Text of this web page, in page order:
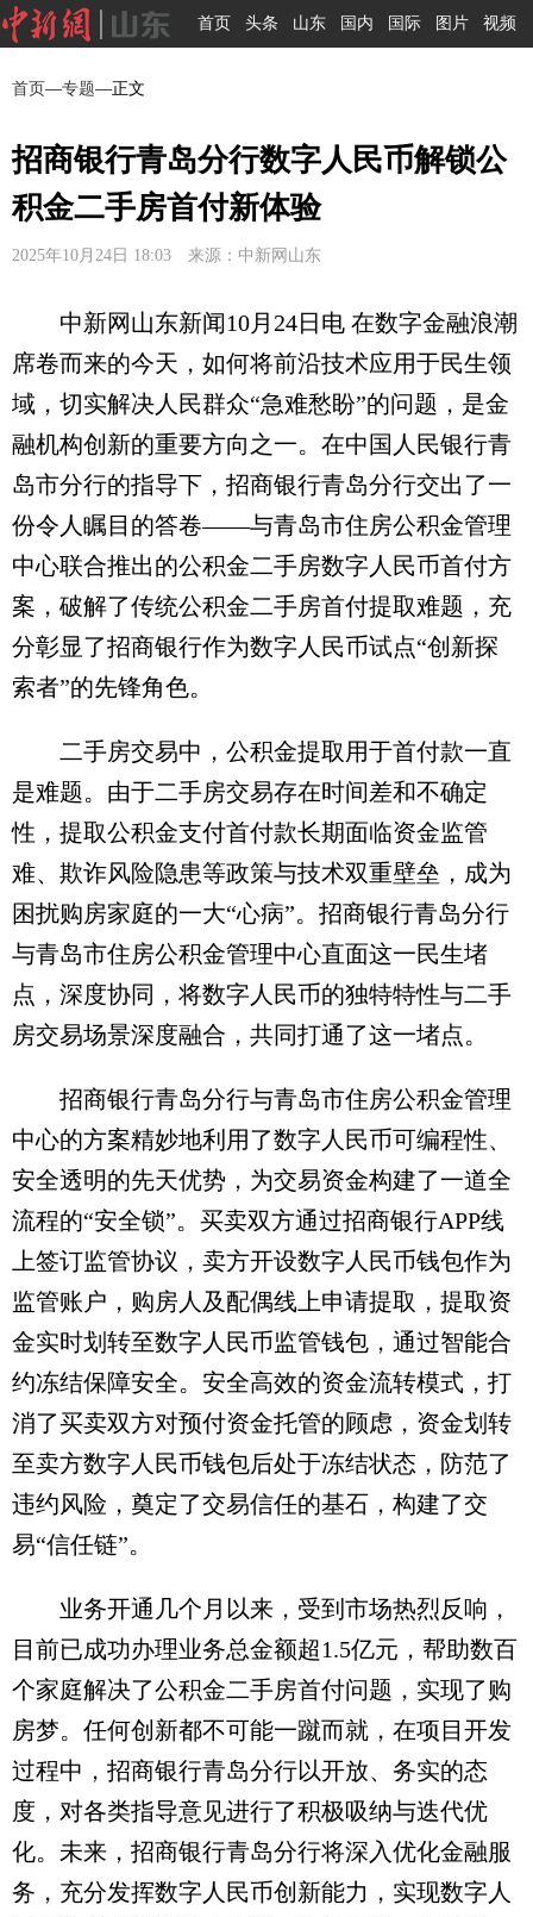
首页 头条 山东 国内 国际 图片 视频
首页—专题—正文
招商银行青岛分行数字人民币解锁公
积金二手房首付新体验
2025年10月24日 18:03 来源：中新网山东
中新网山东新闻10月24日电 在数字金融浪潮
席卷而来的今天，如何将前沿技术应用于民生领
域，切实解决人民群众“急难愁盼”的问题，是金
融机构创新的重要方向之一。在中国人民银行青
岛市分行的指导下，招商银行青岛分行交出了一
份令人瞩目的答卷——与青岛市住房公积金管理
中心联合推出的公积金二手房数字人民币首付方
案，破解了传统公积金二手房首付提取难题，充
分彰显了招商银行作为数字人民币试点“创新探
索者”的先锋角色。
二手房交易中，公积金提取用于首付款一直
是难题。由于二手房交易存在时间差和不确定
性，提取公积金支付首付款长期面临资金监管
难、欺诈风险隐患等政策与技术双重壁垒，成为
困扰购房家庭的一大“心病”。招商银行青岛分行
与青岛市住房公积金管理中心直面这一民生堵
点，深度协同，将数字人民币的独特特性与二手
房交易场景深度融合，共同打通了这一堵点。
招商银行青岛分行与青岛市住房公积金管理
中心的方案精妙地利用了数字人民币可编程性、
安全透明的先天优势，为交易资金构建了一道全
流程的“安全锁”。买卖双方通过招商银行APP线
上签订监管协议，卖方开设数字人民币钱包作为
监管账户，购房人及配偶线上申请提取，提取资
金实时划转至数字人民币监管钱包，通过智能合
约冻结保障安全。安全高效的资金流转模式，打
消了买卖双方对预付资金托管的顾虑，资金划转
至卖方数字人民币钱包后处于冻结状态，防范了
违约风险，奠定了交易信任的基石，构建了交
易“信任链”。
业务开通几个月以来，受到市场热烈反响，
目前已成功办理业务总金额超1.5亿元，帮助数百
个家庭解决了公积金二手房首付问题，实现了购
房梦。任何创新都不可能一蹴而就，在项目开发
过程中，招商银行青岛分行以开放、务实的态
度，对各类指导意见进行了积极吸纳与迭代优
化。未来，招商银行青岛分行将深入优化金融服
务，充分发挥数字人民币创新能力，实现数字人